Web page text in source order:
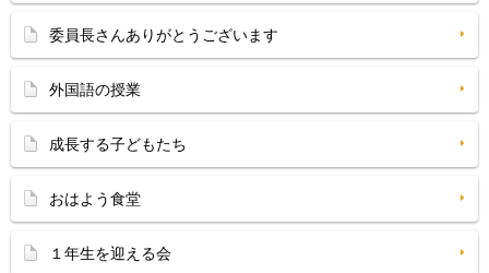
委員長さんありがとうございます
外国語の授業
成長する子どもたち
おはよう食堂
１年生を迎える会